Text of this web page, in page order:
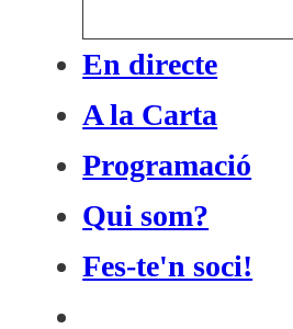
En directe
A la Carta
Programació
Qui som?
Fes-te'n soci!